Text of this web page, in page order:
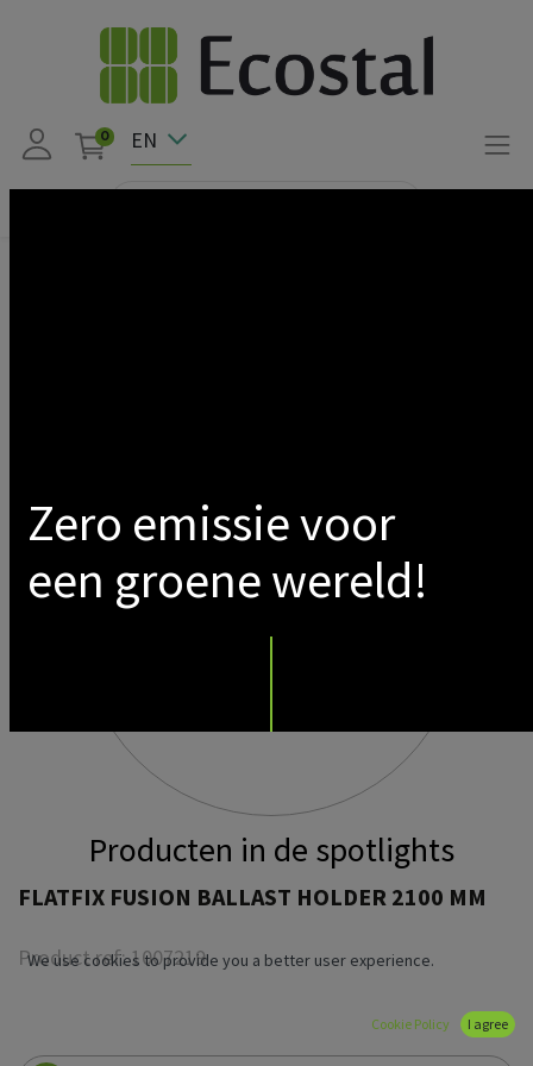
0 EN
FLATFIX FUSION BALLAST HOLDER 2100 MM
Product ref:1007219
Zero emissie voor
een groene wereld!
Producten in de spotlights
We use cookies to provide you a better user experience.
Cookie Policy I agree